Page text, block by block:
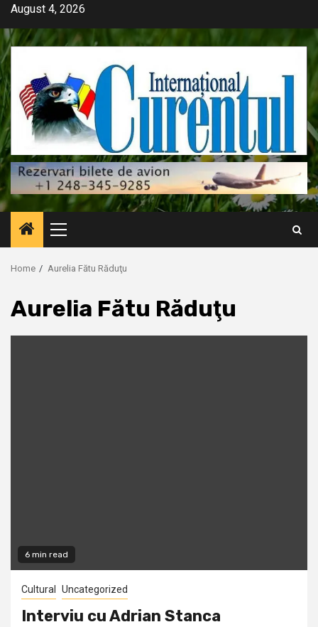
Skip
content
August 4, 2026
Primary
Menu
Home Aurelia Fătu Răduţu
Aurelia Fătu Răduţu
6 min read
Cultural Uncategorized
Interviu cu Adrian Stanca